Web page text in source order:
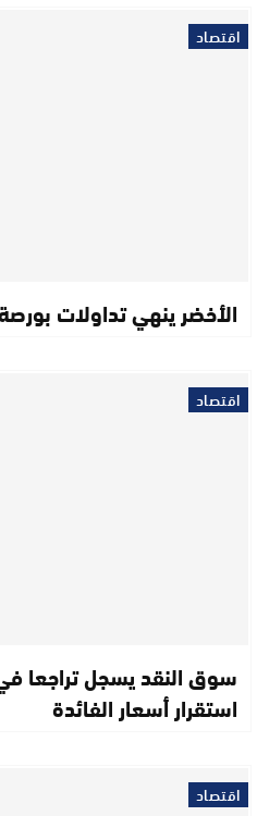
اقتصاد
الأخضر ينهي تداولات
اقتصاد
سوق النقد يسجل تراجعا
استقرار أسعار الفائدة
اقتصاد